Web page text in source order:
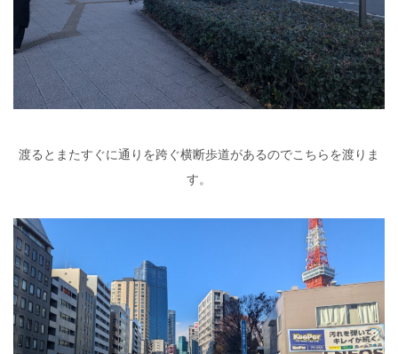
渡るとまたすぐに通りを跨ぐ横断歩道があるのでこちらを渡りま
す。